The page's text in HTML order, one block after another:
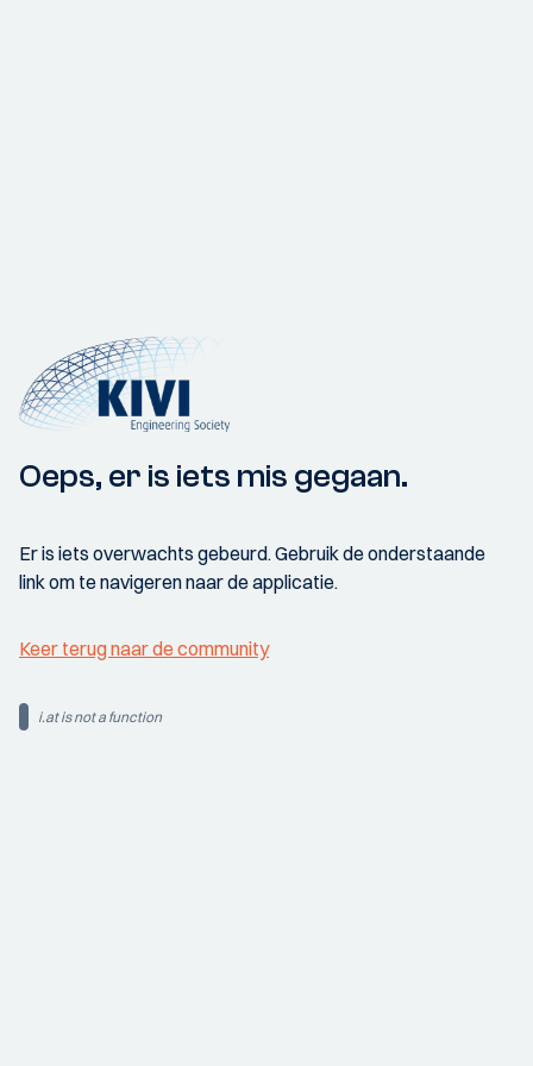
Oeps, er is iets mis gegaan.
Er is iets overwachts gebeurd. Gebruik de onderstaande
link om te navigeren naar de applicatie.
Keer terug naar de community
i.at is not a function